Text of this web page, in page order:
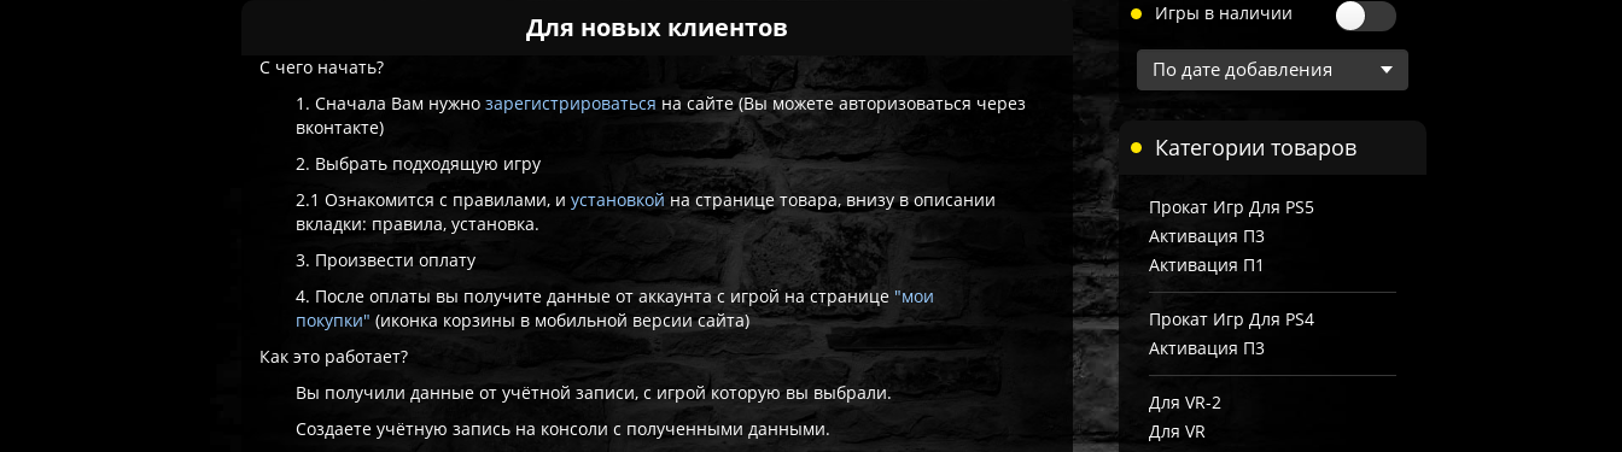
Для новых клиентов
С чего начать?
1. Сначала Вам нужнозарегистрироваться на сайте (Вы можете авторизоваться через
вконтакте)
2. Выбрать подходящую игру
2.1 Ознакомится с правилами, иустановкой на странице товара, внизу в описании
вкладки: правила, установка.
3. Произвести оплату
4. После оплаты вы получите данные от аккаунта с игрой на странице "мои
покупки" (иконка корзины в мобильной версии сайта)
Как это работает?
Вы получили данные от учётной записи, с игрой которую вы выбрали.
Создаете учётную запись на консоли с полученными данными.
Игры в наличии
Категории товаров
Прокат Игр Для PS5
Активация П3
Активация П1
Прокат Игр Для PS4
Активация П3
Для VR-2
Для VR